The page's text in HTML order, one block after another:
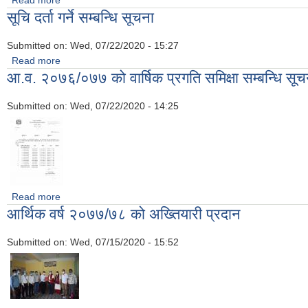
सूचि दर्ता गर्ने सम्बन्धि सूचना
Submitted on: Wed, 07/22/2020 - 15:27
Read more
आ.व. २०७६/०७७ को वार्षिक प्रगति समिक्षा सम्बन्धि
Submitted on: Wed, 07/22/2020 - 14:25
Read more
आर्थिक वर्ष २०७७/७८ को अख्तियारी प्रदान
Submitted on: Wed, 07/15/2020 - 15:52